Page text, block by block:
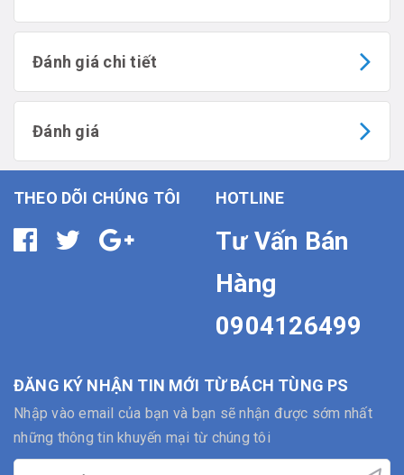
Đánh giá chi tiết
Đánh giá
THEO DÕI CHÚNG TÔI HOTLINE
Tư Vấn Bán
Hàng
0904126499
ĐĂNG KÝ NHẬN TIN MỚI TỪ BÁCH TÙNG PS
Nhập vào email của bạn và bạn sẽ nhận được sớm nhất
những thông tin khuyến mại từ chúng tôi